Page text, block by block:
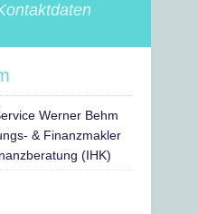
Werner Behm
& Finanzmakler
(IHK)